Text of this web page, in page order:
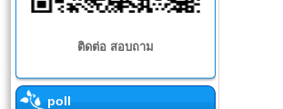
ติดต่อ สอบถาม
poll